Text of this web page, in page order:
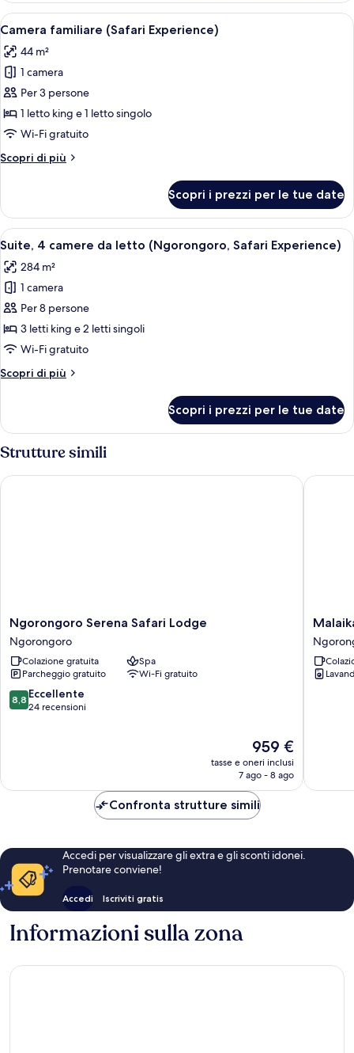
camere
da
(Ngorongoro)
Apri
tutte
le
foto
per
Camera
familiare
Experience)
Paesaggio naturale con elefanti e
5
Camera familiare (Safari Experience)
44 m²
1 camera
Per 3 persone
1 letto king e 1 letto singolo
Wi-Fi gratuito
Scopri di più
Altri
familiare
(Safari
Experience)
Scopri i prezzi per le tue date
Apri
tutte
le
foto
per
Suite,
4
da
Safari
Experience)
Una giraffa in un campo di erba secca.
13
Suite, 4 camere da letto (Ngorongoro, Safari Experience)
284 m²
1 camera
Per 8 persone
3 letti king e 2 letti singoli
Wi-Fi gratuito
Scopri di più
Altri
4
da
(Ngorongoro,
Scopri i prezzi per le tue date
Strutture simili
Ngorongoro
Serena
Safari
Lodge
Ngorongoro
Ngorongoro Serena Safari Lodge
Ngorongoro
Colazione gratuita
Spa
Parcheggio gratuito
Wi-Fi gratuito
8.8
su
8,8 Eccellente
24 recensioni
Il
prezzo
attuale
959 €
959 €
tasse e oneri inclusi
7 ago - 8 ago
Ngorongoro Serena Safari Lodge
Malaika
Ndutu
Luxury
Camp
Malaika
Confronta strutture simili
Accedi per visualizzare gli extra e gli sconti idonei.
Prenotare conviene!
Accedi Iscriviti gratis
Informazioni sulla zona